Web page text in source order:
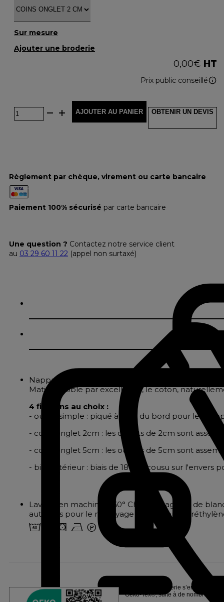
Sur mesure
Ajouter une broderie
0,00€ HT
Prix public conseillé
AJOUTER AU PANIER OBTENIR UN DEVIS
Règlement par chèque, virement ou carte bancaire
Paiement 100% sécurisé par carte bancaire
Une question ? Contactez notre service client
au 03 29 60 11 22 (appel non surtaxé)
Nappage en pur coton mercerisé effet côtelé,
Matière noble par excellence, le coton,
4 finitions au choix :
- ourlet simple : piqué à 2cm du bord pour les
- coins onglet 2cm : les ourlets de 2cm sont
- coins onglet 5cm : les ourlets de 5cm sont
- biais intérieur : biais de 18mm cousu sur l'envers
Lavage en machine à 60° Chlore et agents de
autorisés pour le nettoyage à sec :
4 o s n W
Linvosges Hôtellerie s’engage
Oeko-Tex®, suite à de nombreux